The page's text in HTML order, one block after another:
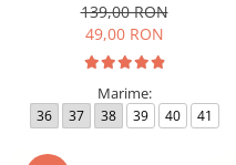
139,00 RON
49,00 RON
Marime:
36 37 38 39 40 41